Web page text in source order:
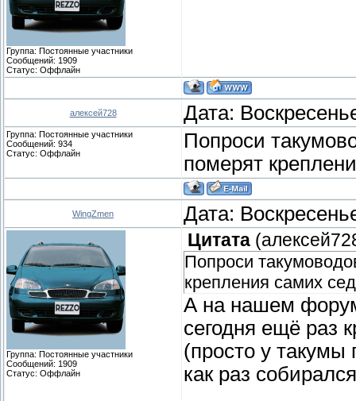
Группа: Постоянные участники
Сообщений: 1909
Статус: Оффлайн
алексей728 Дата:
Группа: Постоянные участники
Сообщений: 934
Статус: Оффлайн
Попроси
померят
WingZmen Дата:
Группа: Постоянные участники
Сообщений: 1909
Статус: Оффлайн
Цитата (
Попроси
крепления самих
А на нашем
сегодня ещё раз
(просто у
как раз